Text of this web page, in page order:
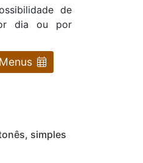
de
dia ou por
simples